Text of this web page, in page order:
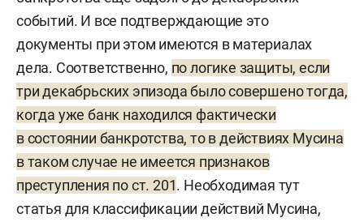
событий. И все подтверждающие это
документы при этом имеются в материалах
дела. Соответственно, по логике защиты, если
три декабрьских эпизода было совершено тогда,
когда уже банк находился фактически
в состоянии банкротства, то в действиях Мусина
в таком случае не имеется признаков
преступления по ст. 201. Необходимая тут
статья для классификации действий Мусина,